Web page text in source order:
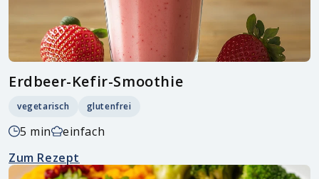
Erdbeer-Kefir-Smoothie
vegetarisch glutenfrei
5 min
einfach
Zum Rezept